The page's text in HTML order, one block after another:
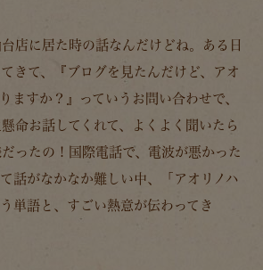
台店に居た時の話なんだけどね。ある日
きて、『ブログを見たんだけど、アオ
ますか？』っていうお問い合わせで、
命お話してくれて、よくよく聞いたら
ったの！国際電話で、電波が悪かった
話がなかなか難しい中、「アオリノハ
単語と、すごい熱意が伝わってき